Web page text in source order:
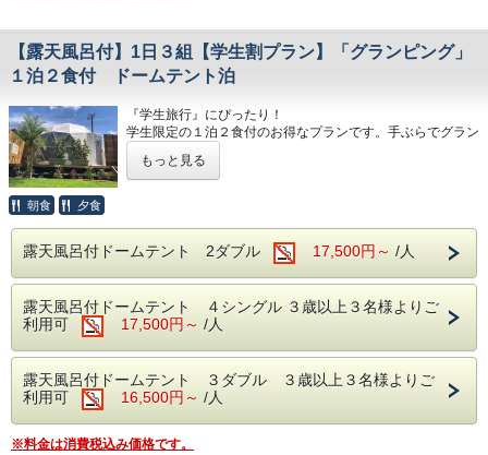
【露天風呂付】1日３組【学生割プラン】「グランピング」
１泊２食付 ドームテント泊
『学生旅行』にぴったり！
学生限定の１泊２食付のお得なプランです。手ぶらでグラン
ので電話受付はございません（お問い合わせは電話可能です
のでご連絡下さい）受付時学生証のご提示をお願いいたしま
BBQの食材、BBQガスグリル、食器などはすべてご用意い
お客様での食材や飲み物の持ち込みは自由ですので、オリジ
ナルのキャンプ料理をお楽しみいただくこともできます。
各テントごとに、露天風呂・トイレ・シャワー・洗面台を完
プライベートな空間でゆっくりとグランピングを満喫してい
ただけます。
天竜浜名湖鉄道遠州森駅より無料送迎もありますので予約の
際に送迎希望とご記入下さい
1日３組限定のお得なプランとなりますのでお早めにご予約
を！
もっと見る
朝食 夕食
露天風呂付ドームテント 2ダブル 17,500円～ /人
露天風呂付ドームテント ４シングル ３歳以上３名様よりご
利用可
17,500円～ /人
露天風呂付ドームテント ３ダブル ３歳以上３名様よりご
利用可
16,500円～ /人
※料金は消費税込み価格です。